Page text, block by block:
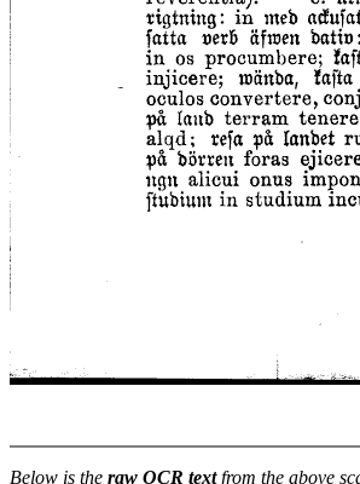
Below is the raw OCR textfrom the above